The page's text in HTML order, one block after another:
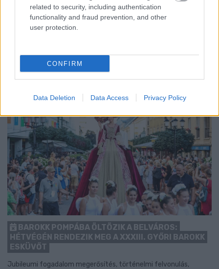
related to security, including authentication
functionality and fraud prevention, and other
user protection.
CONFIRM
Data Deletion Data Access Privacy Policy
Az energiaellátás tehermentesítése érdekében másfél órával
előrébb hozták a Brest Bretagne Handball elleni találkozó
kezdését.
BAROKK POMPÁBA ÖLTÖZIK A BELVÁROS:
HÉTVÉGÉN RENDEZIK MEG A XXXIII. GYŐRI BAROKK
ESKÜVŐT
Jubileumi fogadalom megerősítés, történelmi felvonulás,